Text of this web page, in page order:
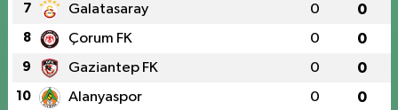
7 Galatasaray 0 0
8 Çorum FK 0 0
9 Gaziantep FK 0 0
10 Alanyaspor 0 0